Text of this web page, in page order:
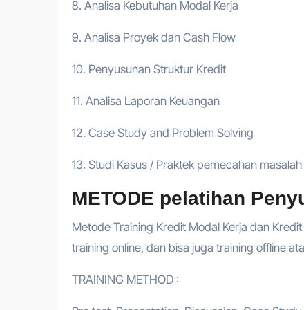
8. Analisa Kebutuhan Modal Kerja
9. Analisa Proyek dan Cash Flow
10. Penyusunan Struktur Kredit
11. Analisa Laporan Keuangan
12. Case Study and Problem Solving
13. Studi Kasus / Praktek pemecahan
METODE pelatihan
Metode Training Kredit Modal Kerja dan
training online, dan bisa juga training offline
TRAINING METHOD :